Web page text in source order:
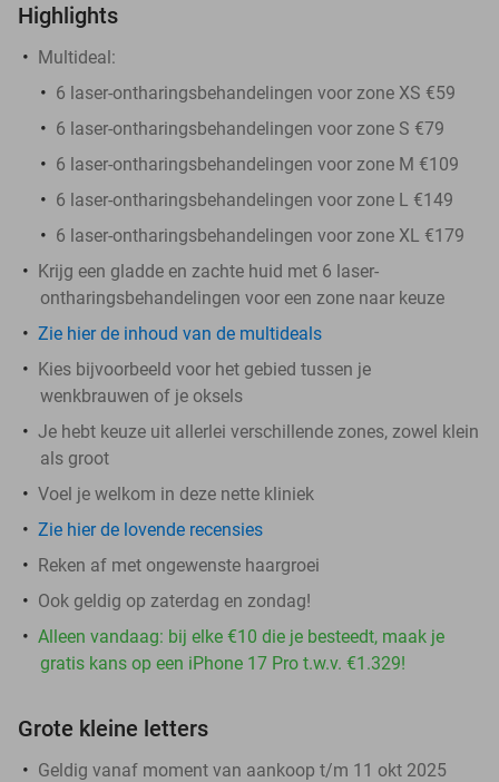
Highlights
Multideal:
6 laser-ontharingsbehandelingen voor zone XS €59
6 laser-ontharingsbehandelingen voor zone S €79
6 laser-ontharingsbehandelingen voor zone M €109
6 laser-ontharingsbehandelingen voor zone L €149
6 laser-ontharingsbehandelingen voor zone XL €179
Krijg een gladde en zachte huid met 6 laser-
ontharingsbehandelingen voor een zone naar keuze
Zie hier de inhoud van de multideals
Kies bijvoorbeeld voor het gebied tussen je
wenkbrauwen of je oksels
Je hebt keuze uit allerlei verschillende zones, zowel klein
als groot
Voel je welkom in deze nette kliniek
Zie hier de lovende recensies
Reken af met ongewenste haargroei
Ook geldig op zaterdag en zondag!
Alleen vandaag: bij elke €10 die je besteedt, maak je
gratis kans op een iPhone 17 Pro t.w.v. €1.329!
Grote kleine letters
Geldig vanaf moment van aankoop t/m 11 okt 2025